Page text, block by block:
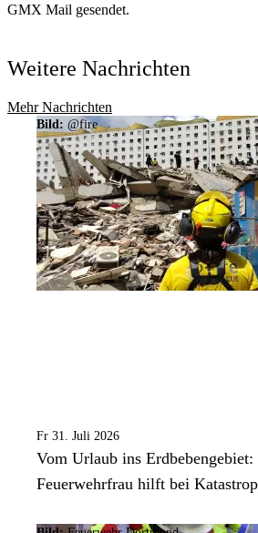
GMX Mail gesendet.
Weitere Nachrichten
Mehr Nachrichten
Bild: @fire
Fr 31. Juli 2026
Vom Urlaub ins
Feuerwehrfrau hilft bei